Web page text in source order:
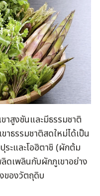
าสูงชันและมีธรรมชาติ
ธรรมชาติสดใหม่ได้เป็น
ระและโอฮิตาชิ (ผักต้ม
ดเพลินกับผักภูเขาอย่าง
ของวัตถุดิบ